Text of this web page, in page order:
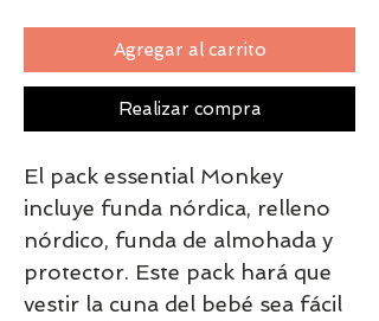
Agregar al carrito
Realizar compra
El pack essential Monkey
incluye funda nórdica, relleno
nórdico, funda de almohada y
protector. Este pack hará que
vestir la cuna del bebé sea fácil